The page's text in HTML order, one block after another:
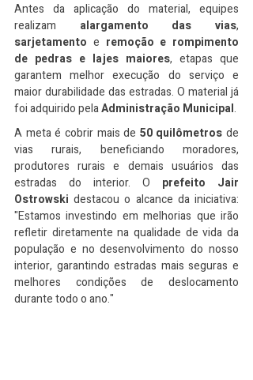
Antes da aplicação do material, equipes
realizam alargamento das vias
sarjetamento e remoção e rompimento
de pedras e lajes maiores, etapas que
garantem melhor execução do serviço e
maior durabilidade das estradas. O material já
foi adquirido pela Administração Municipal.
A meta é cobrir mais de 50 quilômetros de
vias rurais, beneficiando moradores,
produtores rurais e demais usuários das
estradas do interior. O prefeito Jair
Ostrowski destacou o alcance da iniciativa:
"Estamos investindo em melhorias que irão
refletir diretamente na qualidade de vida da
população e no desenvolvimento do nosso
interior, garantindo estradas mais seguras e
melhores condições de deslocamento
durante todo o ano."